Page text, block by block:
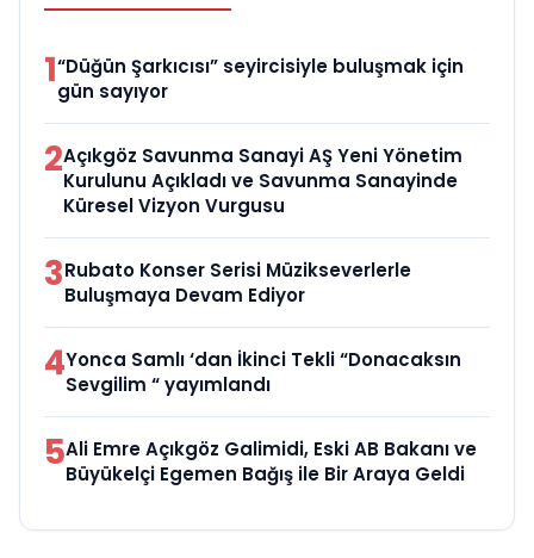
1“Düğün Şarkıcısı” seyircisiyle buluşmak için
gün sayıyor
2Açıkgöz Savunma Sanayi AŞ Yeni Yönetim
Kurulunu Açıkladı ve Savunma Sanayinde
Küresel Vizyon Vurgusu
3Rubato Konser Serisi Müzikseverlerle
Buluşmaya Devam Ediyor
4Yonca Samlı ‘dan İkinci Tekli “Donacaksın
Sevgilim “ yayımlandı
5Ali Emre Açıkgöz Galimidi, Eski AB Bakanı ve
Büyükelçi Egemen Bağış ile Bir Araya Geldi